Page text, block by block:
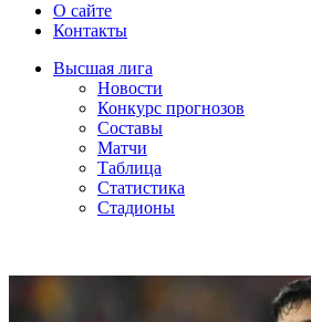
О сайте
Контакты
Высшая лига
Новости
Конкурс прогнозов
Составы
Матчи
Таблица
Статистика
Стадионы